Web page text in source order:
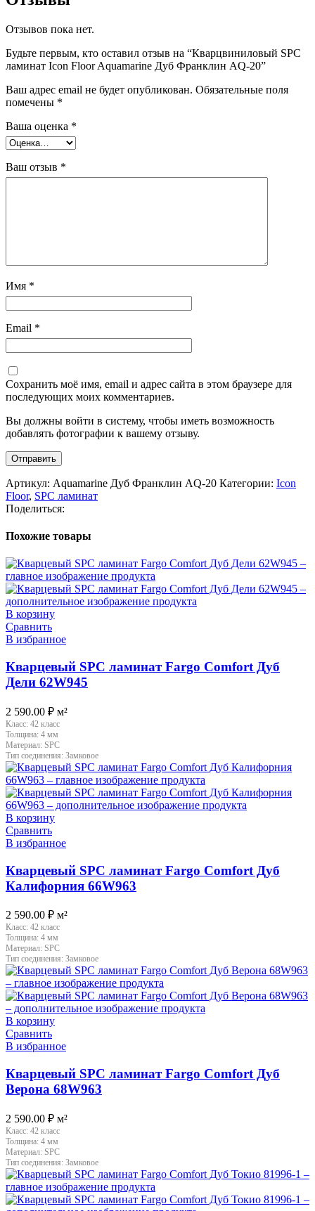
Отзывов пока нет.
Будьте первым, кто оставил отзыв на “Кварцвиниловый SPC
ламинат Icon Floor Aquamarine Дуб Франклин AQ-20”
Ваш адрес email не будет опубликован. Обязательные поля
помечены *
Ваша оценка *
Ваш отзыв *
Имя *
Email *
Сохранить моё имя, email и адрес сайта в этом браузере для
последующих моих комментариев.
Вы должны войти в систему, чтобы иметь возможность
добавлять фотографии к вашему отзыву.
Артикул: Aquamarine Дуб Франклин AQ-20 Категории: Icon
Floor, SPC ламинат
Поделиться:
Похожие товары
В корзину
Сравнить
В избранное
Кварцевый SPC ламинат Fargo Comfort Дуб
Дели 62W945
2 590.00 ₽ м²
Класс: 42 класс
Толщина: 4 мм
Материал: SPC
Тип соединения: Замковое
В корзину
Сравнить
В избранное
Кварцевый SPC ламинат Fargo Comfort Дуб
Калифорния 66W963
2 590.00 ₽ м²
Класс: 42 класс
Толщина: 4 мм
Материал: SPC
Тип соединения: Замковое
В корзину
Сравнить
В избранное
Кварцевый SPC ламинат Fargo Comfort Дуб
Верона 68W963
2 590.00 ₽ м²
Класс: 42 класс
Толщина: 4 мм
Материал: SPC
Тип соединения: Замковое